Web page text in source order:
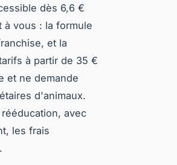
dès 6,6 €
à vous : la formule
et la
à partir de 35 €
et ne demande
d'animaux.
avec
les frais